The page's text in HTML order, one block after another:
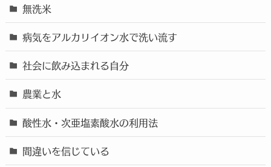
無洗米
病気をアルカリイオン水で洗い流す
社会に飲み込まれる自分
農業と水
酸性水・次亜塩素酸水の利用法
間違いを信じている